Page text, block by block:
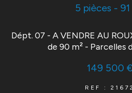
5 pièces - 91
Dépt. 07 - A VENDRE AU
de 90 m² - Parcelles
149 500
REF : 21672